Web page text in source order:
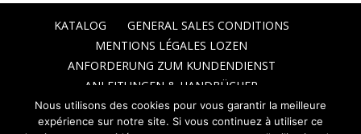
KATALOG
GENERAL SALES CONDITIONS
MENTIONS LÉGALES LOZEN
ANFORDERUNG ZUM KUNDENDIENST
ANLEITUNGEN & HANDBÜCHER
Nous utilisons des cookies pour vous garantir la meilleure
expérience sur notre site. Si vous continuez à utiliser ce